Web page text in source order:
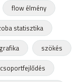
flow élmény
statisztika
szökés
csoportfejlődés